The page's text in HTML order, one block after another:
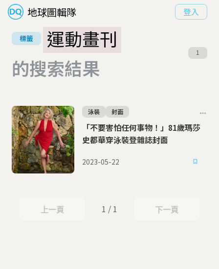
地球圖輯隊 登入
標籤
運動畫刊
的搜索結果
1
「不要害怕任何事物！」81歲瑪莎
史都華穿泳裝登雜誌封面
泳裝 封面
2023-05-22
上一頁
上一頁 1 / 1 下一頁
下一頁